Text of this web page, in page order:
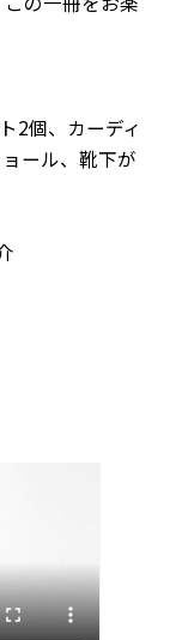
2個、カーディ
ール、靴下が